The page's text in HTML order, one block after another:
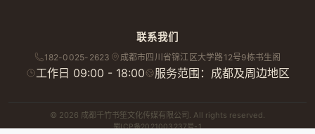
联系我们
182-0025-2623 成都市四川省锦江区大学路12号9栋书生阁
工作日 09:00 - 18:00 服务范围：成都及周边地区
© 2026 成都千竹书笙文化传媒有限公司. All rights reserved.
蜀ICP备2021003237号-1